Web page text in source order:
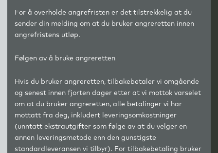
For å overholde angrefristen er det tilstrekkelig at du
sender din melding om at du bruker angreretten innen
angrefristens utløp.
Følgen av å bruke angreretten
Hvis du bruker angreretten, tilbakebetaler vi omgående
og senest innen fjorten dager etter at vi mottok varselet
om at du bruker angreretten, alle betalinger vi har
mottatt fra deg, inkludert leveringsomkostninger
(unntatt ekstrautgifter som følge av at du velger en
annen leveringsmetode enn den gunstigste
standardleveransen vi tilbyr). For tilbakebetaling bruker